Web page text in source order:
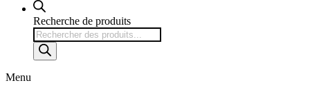
Recherche de produits
Menu